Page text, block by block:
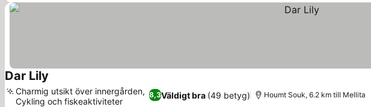
Dar Lily
8,3Väldigt bra (49 betyg)
Charmig utsikt över innergården,
Cykling och fiskeaktiviteter
Houmt Souk, 6.2 km till Mellita